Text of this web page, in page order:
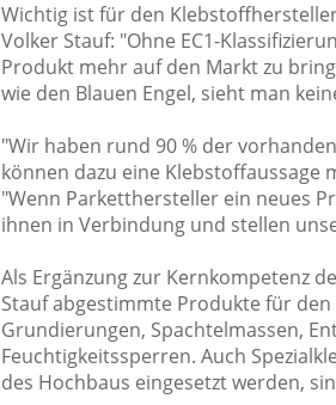
Wichtig ist für den
Volker Stauf: "Ohne EC1-
Produkt mehr auf den Markt zu
wie den Blauen Engel, sieht man
"Wir haben rund 90 % der
können dazu eine Klebstoffaussage
"Wenn Parketthersteller ein neues
ihnen in Verbindung und stellen
Als Ergänzung zur Kernkompetenz
Stauf abgestimmte Produkte für
Grundierungen, Spachtelmassen,
Feuchtigkeitssperren. Auch
des Hochbaus eingesetzt werden,